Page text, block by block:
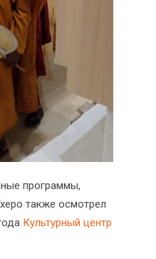
программы,
также осмотрел
Культурный центр